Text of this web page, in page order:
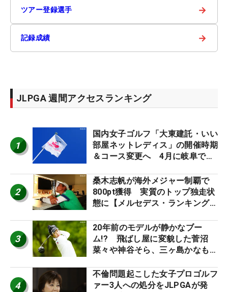
ツアー登録選手 →
記録成績 →
JLPGA 週間アクセスランキング
1
国内女子ゴルフ「大東建託・いい
部屋ネットレディス」の開催時期
＆コース変更へ 4月に岐阜で開
2
桑木志帆が海外メジャー制覇で
800pt獲得 実質のトップ独走状
態に【メルセデス・ランキング番
3
20年前のモデルが静かなブー
ム!? 飛ばし屋に変貌した菅沼
菜々や神谷そら、三ヶ島かなも使
ロたちの“飛ばしギア”】
4
不倫問題起こした女子プロゴルフ
ァー3人への処分をJLPGAが発